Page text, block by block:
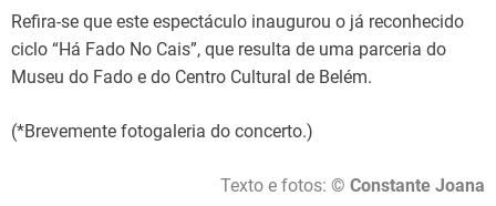
Refira-se que este espectáculo inaugurou o já reconhecido
ciclo “Há Fado No Cais”, que resulta de uma parceria do
Museu do Fado e do Centro Cultural de Belém.
(*Brevemente fotogaleria do concerto.)
Texto e fotos: © Constante Joana